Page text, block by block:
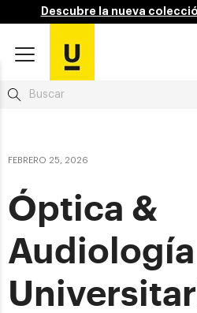
Descubre la nueva
FEBRERO 25, 2026
Óptica &
Audiología